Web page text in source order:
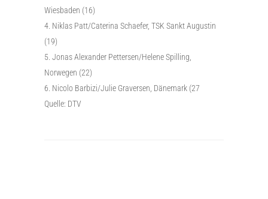
Wiesbaden (16)
Niklas Patt/Caterina Schaefer, TSK Sankt Augustin
(19)
Jonas Alexander Pettersen/Helene Spilling,
Norwegen (22)
Nicolo Barbizi/Julie Graversen, Dänemark (27
Quelle: DTV